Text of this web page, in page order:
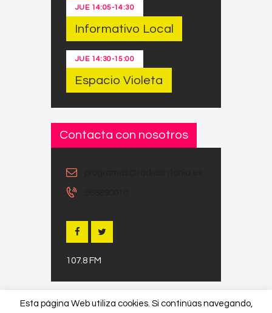
JUE 14:05-14:30
Informativo Local
JUE 14:30-15:00
Espacio Violeta
Contacta con nosotros
107.8 FM
Esta página Web utiliza cookies. Si continúas navegando,